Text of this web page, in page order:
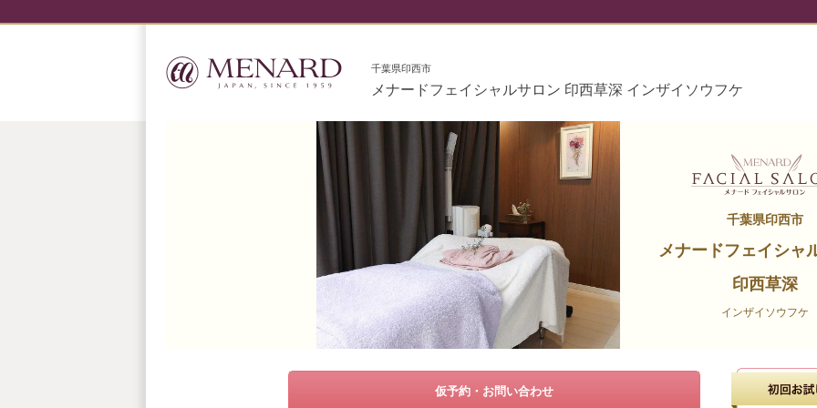
千葉県印西市
メナードフェイシャルサロン 印西草深 インザイソウフケ
千葉県印西市
メナードフェイシャ
印西草深
インザイソウフケ
仮予約・お問い合わせ